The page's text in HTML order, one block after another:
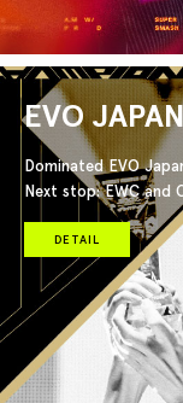
EVO
Dominated EVO
Next stop: EWC and
DETAIL